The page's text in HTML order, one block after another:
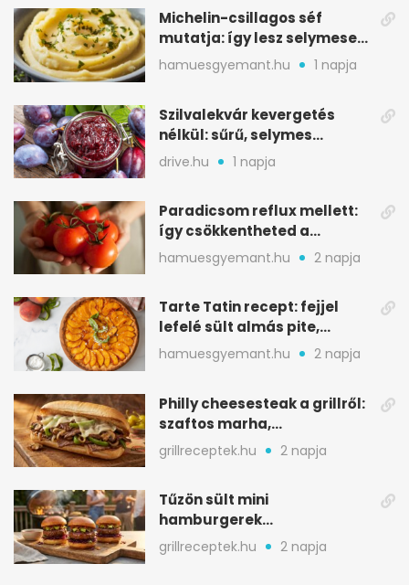
Michelin-csillagos séf
mutatja: így lesz selymesen
krémes a burgonyapüré
hamuesgyemant.hu 1 napja
Szilvalekvár kevergetés
nélkül: sűrű, selymes
változat a sütőből
drive.hu 1 napja
Paradicsom reflux mellett:
így csökkentheted a
gyomorégést
hamuesgyemant.hu 2 napja
Tarte Tatin recept: fejjel
lefelé sült almás pite,
ropogós aljjal
hamuesgyemant.hu 2 napja
Philly cheesesteak a grillről:
szaftos marha,
karamellizált hagyma
grillreceptek.hu 2 napja
Tűzön sült mini
hamburgerek
sobrasadával: csípős-
mézes falatkák
grillreceptek.hu 2 napja